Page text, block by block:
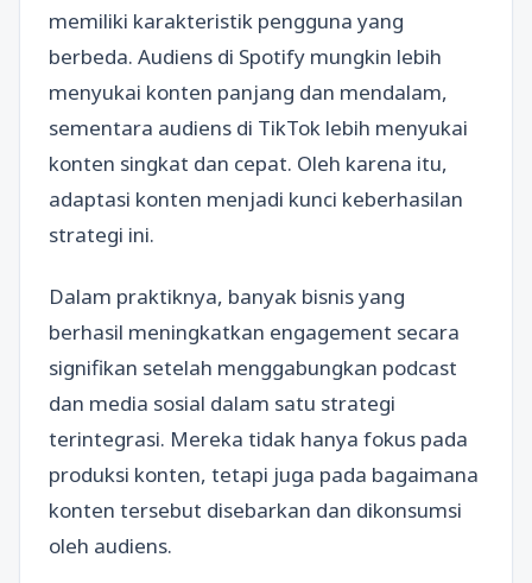
memiliki karakteristik pengguna yang
berbeda. Audiens di Spotify mungkin lebih
menyukai konten panjang dan mendalam,
sementara audiens di TikTok lebih menyukai
konten singkat dan cepat. Oleh karena itu,
adaptasi konten menjadi kunci keberhasilan
strategi ini.
Dalam praktiknya, banyak bisnis yang
berhasil meningkatkan engagement secara
signifikan setelah menggabungkan podcast
dan media sosial dalam satu strategi
terintegrasi. Mereka tidak hanya fokus pada
produksi konten, tetapi juga pada bagaimana
konten tersebut disebarkan dan dikonsumsi
oleh audiens.